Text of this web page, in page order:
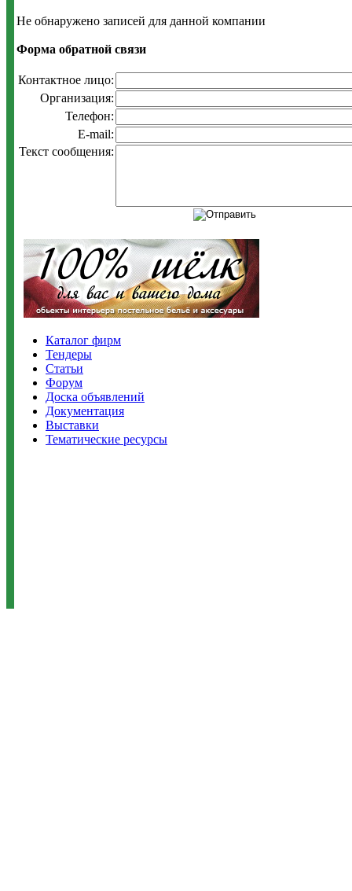
Не обнаружено записей для данной компании
Форма обратной связи
Контактное лицо:
Организация:
Телефон:
E-mail:
Текст сообщения:
Каталог фирм
Тендеры
Статьи
Форум
Доска объявлений
Документация
Выставки
Тематические ресурсы